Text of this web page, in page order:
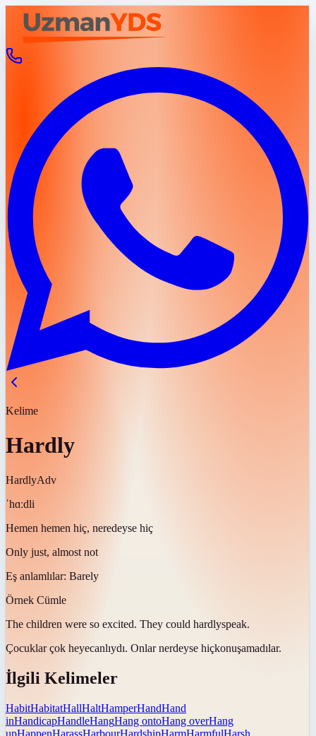
Kelime
Hardly
HardlyAdv
ˈhɑːdli
Hemen hemen hiç, neredeyse hiç
Only just, almost not
Eş anlamlılar: Barely
Örnek Cümle
The children were so excited. They could hardlyspeak.
Çocuklar çok heyecanlıydı. Onlar nerdeyse hiçkonuşamadılar.
İlgili Kelimeler
HabitHabitatHallHaltHamperHandHand
inHandicapHandleHangHang ontoHang overHang
upHappenHarassHarbourHardshipHarmHarmfulHarsh